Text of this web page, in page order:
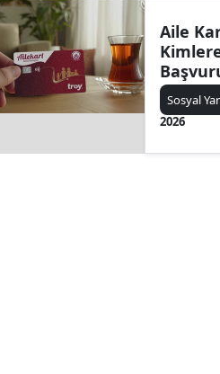
Aile
Formu
Sosyal
2026